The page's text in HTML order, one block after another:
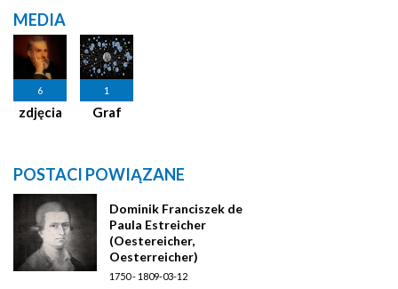
MEDIA
6
zdjęcia
1
Graf
POSTACI POWIĄZANE
Dominik Franciszek de
Paula Estreicher
(Oestereicher,
Oesterreicher)
1750 - 1809-03-12